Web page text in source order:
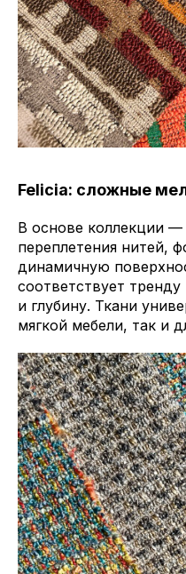
Felicia: сложные
В основе коллекции
переплетения нитей,
динамичную
соответствует
и глубину. Ткани
мягкой мебели, так и